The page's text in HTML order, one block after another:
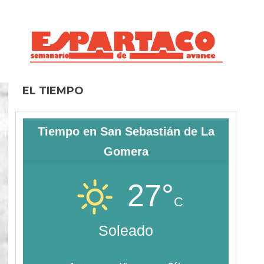
EL TIEMPO
Tiempo en San Sebastián de La
Gomera
27°C
Soleado